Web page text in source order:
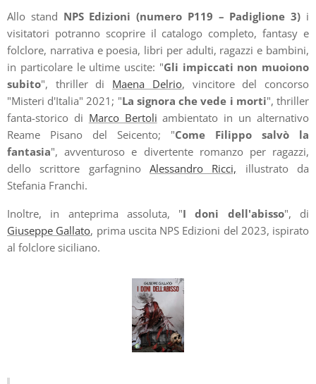
Allo stand NPS Edizioni (numero P119 – Padiglione 3) i
visitatori potranno scoprire il catalogo completo, fantasy e
folclore, narrativa e poesia, libri per adulti, ragazzi e bambini,
in particolare le ultime uscite: "Gli impiccati non muoiono
subito", thriller di Maena Delrio, vincitore del concorso
"Misteri d'Italia" 2021; "La signora che vede i morti", thriller
fanta-storico di Marco Bertoli ambientato in un alternativo
Reame Pisano del Seicento; "Come Filippo salvò la
fantasia", avventuroso e divertente romanzo per ragazzi,
dello scrittore garfagnino Alessandro Ricci, illustrato da
Stefania Franchi.
Inoltre, in anteprima assoluta, "I doni dell'abisso", di
Giuseppe Gallato, prima uscita NPS Edizioni del 2023, ispirato
al folclore siciliano.